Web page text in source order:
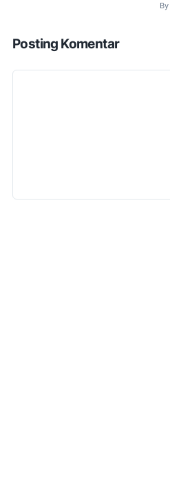
By
Posting Komentar